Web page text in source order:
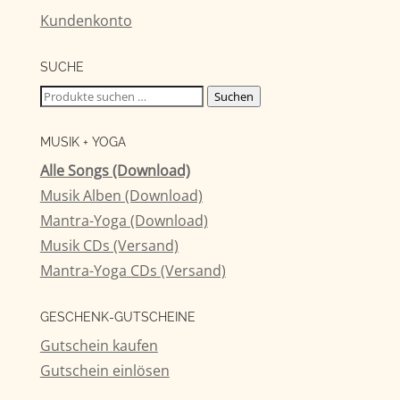
Kundenkonto
SUCHE
Suchen
Suchen
MUSIK + YOGA
Alle Songs (Download)
Musik Alben (Download)
Mantra-Yoga (Download)
Musik CDs (Versand)
Mantra-Yoga CDs (Versand)
GESCHENK-GUTSCHEINE
Gutschein kaufen
Gutschein einlösen